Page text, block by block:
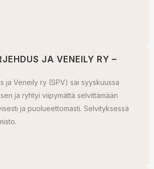
JA VENEILY RY –
ja Veneily ry (SPV) sai syyskuussa
ja ryhtyi viipymättä selvittämään
ja puolueettomasti. Selvityksessä